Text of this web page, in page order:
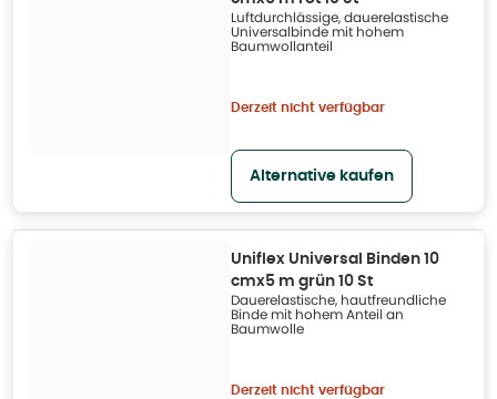
Luftdurchlässige, dauerelastische
Universalbinde mit hohem
Baumwollanteil
Derzeit nicht verfügbar
Alternative kaufen
Uniflex Universal Binden 10
cmx5 m grün 10 St
Dauerelastische, hautfreundliche
Binde mit hohem Anteil an
Baumwolle
Derzeit nicht verfügbar